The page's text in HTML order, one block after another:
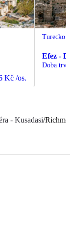
Kč /os.
Turecko
Efez -
Doba
- Kusadasi/